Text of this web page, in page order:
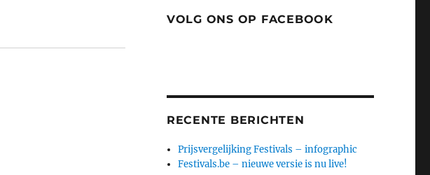
VOLG ONS OP FACEBOOK
RECENTE BERICHTEN
Prijsvergelijking Festivals – infographic
Festivals.be – nieuwe versie is nu live!